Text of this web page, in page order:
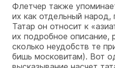
Флетчер также
их как отдельный народ,
Татар он относит к
их подробное описание,
сколько неудобств те
бишь московитам). Вот